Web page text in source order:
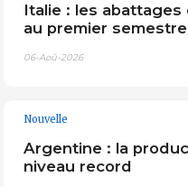
Italie : les
au premier
06-Aoû-2026
Nouvelle
Argentine : la
niveau record